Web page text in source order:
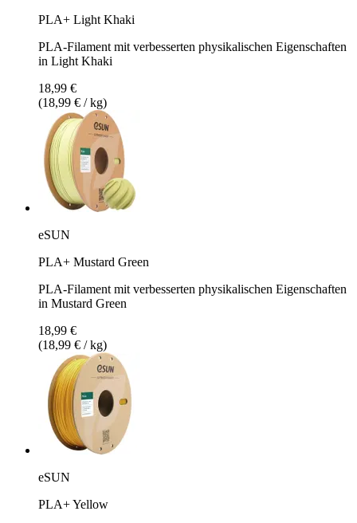
PLA+ Light Khaki
PLA-Filament mit verbesserten physikalischen Eigenschaften
in Light Khaki
18,99 €
(18,99 € / kg)
eSUN
PLA+ Mustard Green
PLA-Filament mit verbesserten physikalischen Eigenschaften
in Mustard Green
18,99 €
(18,99 € / kg)
eSUN
PLA+ Yellow